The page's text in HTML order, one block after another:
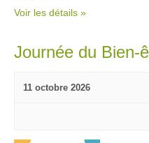
Voir les détails »
Journée du Bien-
11 octobre 2026